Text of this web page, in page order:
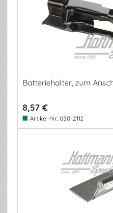
Batteriehalter, zum
8,57 €
Artikel-Nr.: 050-2112